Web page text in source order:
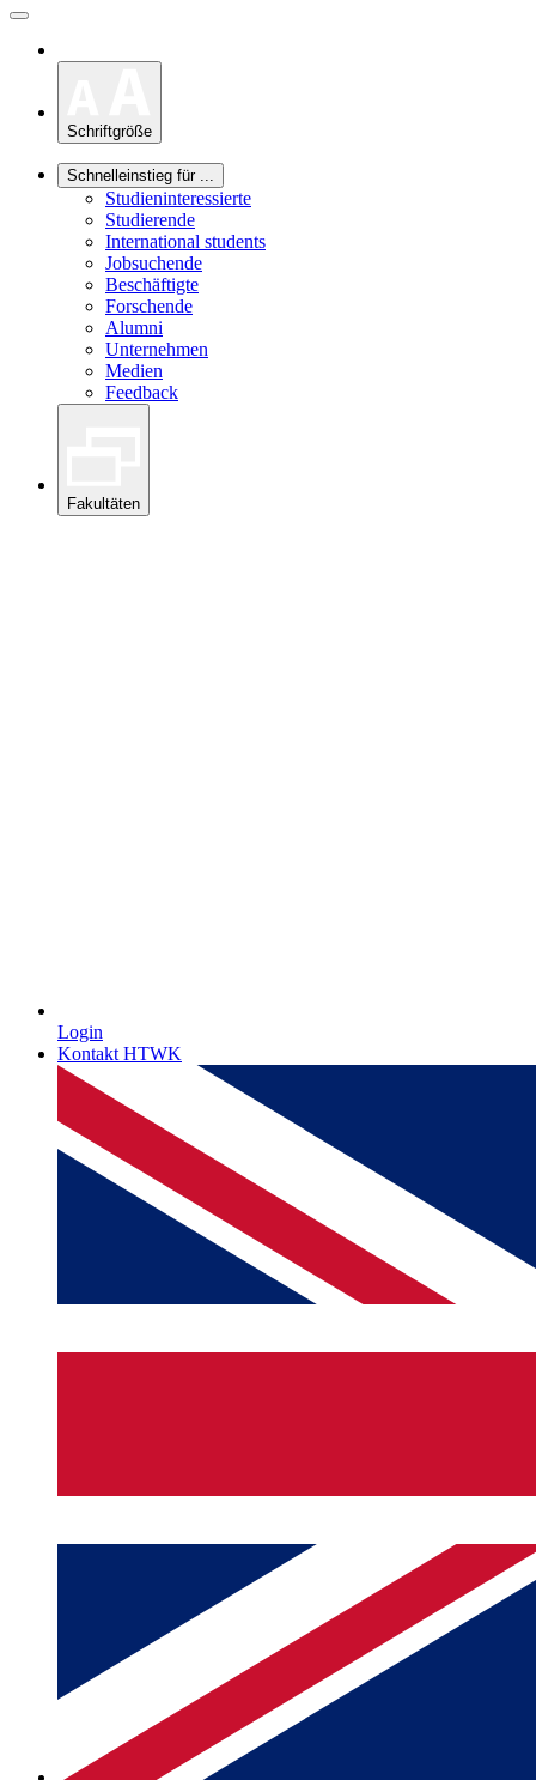
Schriftgröße
Schnelleinstieg für ...
Studieninteressierte
Studierende
International students
Jobsuchende
Beschäftigte
Forschende
Alumni
Unternehmen
Medien
Feedback
Fakultäten
Login
Kontakt HTWK